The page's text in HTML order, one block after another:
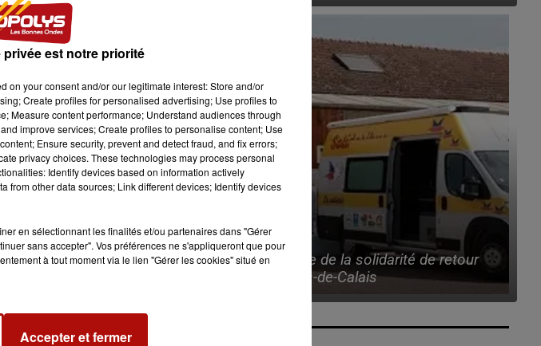
nombreux travaux (jusqu'à fin
6 août 2026
La caravane de la solidarité de retour
dans le Pas-de-Calais
est notre priorité
on your consent and/or our legitimate interest: Store and/or
Create profiles for personalised advertising; Use profiles to
Measure content performance; Understand audiences through
improve services; Create profiles to personalise content; Use
Ensure security, prevent and detect fraud, and fix errors;
privacy choices. These technologies may process personal
Identify devices based on information actively
from other data sources; Link different devices; Identify devices
en sélectionnant les finalités et/ou partenaires dans "Gérer
sans accepter". Vos préférences ne s'appliqueront que pour
à tout moment via le lien "Gérer les cookies" situé en
Accepter et fermer